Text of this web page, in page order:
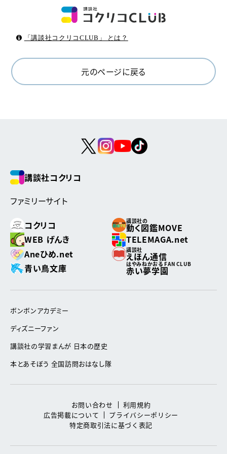
「講談社コクリコCLUB」 とは？
元のページに戻る
講談社コクリコ
ファミリーサイト
コクリコ
講談社の
動く図鑑MOVE
WEB げんき
TELEMAGA.net
Aneひめ.net
講談社
えほん通信
青い鳥文庫
はやみねかおる FAN CLUB
赤い夢学園
ボンボンアカデミー
ディズニーファン
講談社の学習まんが 日本の歴史
本とあそぼう 全国訪問おはなし隊
お問い合わせ
利用規約
広告掲載について
プライバシーポリシー
特定商取引法に基づく表記